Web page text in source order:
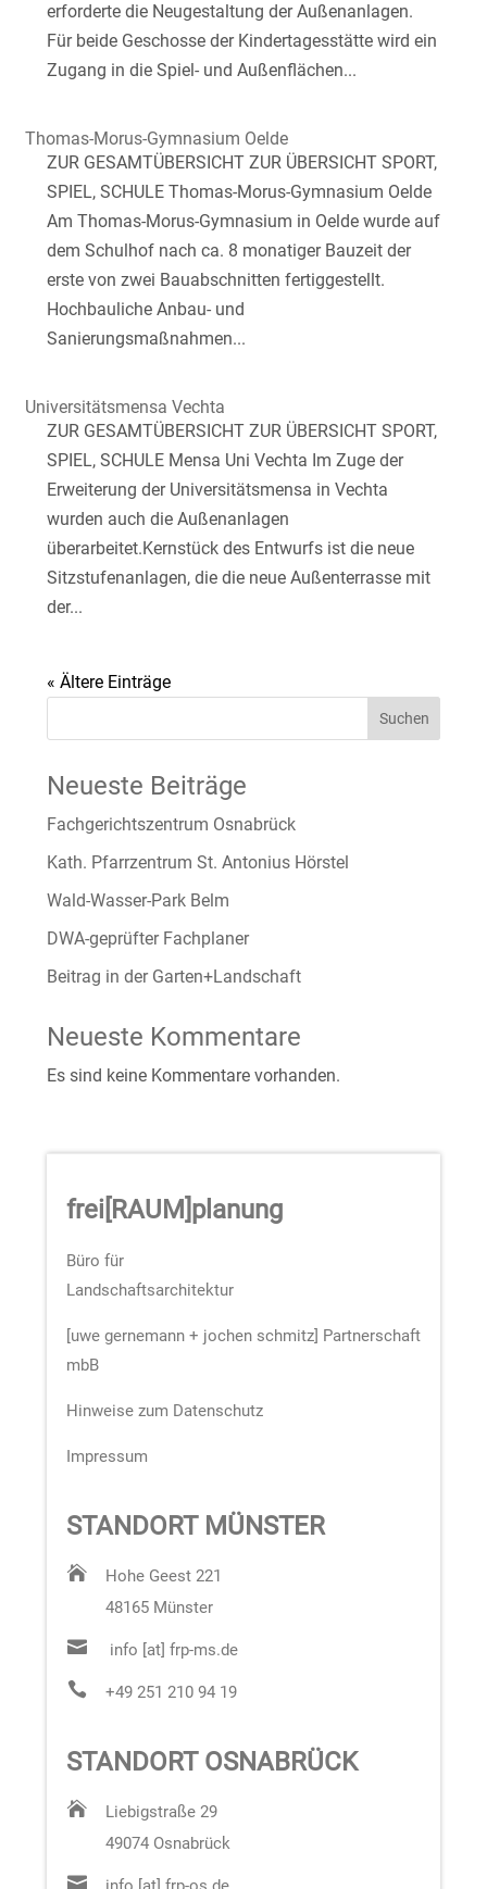
erforderte die Neugestaltung der Außenanlagen.
Für beide Geschosse der Kindertagesstätte wird ein
Zugang in die Spiel- und Außenflächen...
Thomas-Morus-Gymnasium Oelde
ZUR GESAMTÜBERSICHT ZUR ÜBERSICHT SPORT,
SPIEL, SCHULE Thomas-Morus-Gymnasium Oelde
Am Thomas-Morus-Gymnasium in Oelde wurde auf
dem Schulhof nach ca. 8 monatiger Bauzeit der
erste von zwei Bauabschnitten fertiggestellt.
Hochbauliche Anbau- und
Sanierungsmaßnahmen...
Universitätsmensa Vechta
ZUR GESAMTÜBERSICHT ZUR ÜBERSICHT SPORT,
SPIEL, SCHULE Mensa Uni Vechta Im Zuge der
Erweiterung der Universitätsmensa in Vechta
wurden auch die Außenanlagen
überarbeitet.Kernstück des Entwurfs ist die neue
Sitzstufenanlagen, die die neue Außenterrasse mit
der...
« Ältere Einträge
Suchen
Neueste Beiträge
Fachgerichtszentrum Osnabrück
Kath. Pfarrzentrum St. Antonius Hörstel
Wald-Wasser-Park Belm
DWA-geprüfter Fachplaner
Beitrag in der Garten+Landschaft
Neueste Kommentare
Es sind keine Kommentare vorhanden.
frei RAUM planung
Büro für
Landschaftsarchitektur
[uwe gernemann + jochen schmitz] Partnerschaft
mbB
Hinweise zum Datenschutz
Impressum
STANDORT MÜNSTER

Hohe Geest 221
48165 Münster

info [at] frp-ms.de

+49 251 210 94 19
STANDORT OSNABRÜCK

Liebigstraße 29
49074 Osnabrück
